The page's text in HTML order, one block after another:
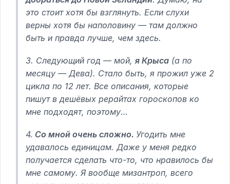
это стоит хотя бы взглянуть. Если слухи
верны хотя бы наполовину — там должно
быть и правда лучше, чем здесь.
3. Следующий год — мой,я Крыса (а по
месяцу — Дева). Стало быть, я прожил уже 2
цикла по 12 лет. Все описания, которые
пишут в дешёвых рерайтах гороскопов ко
мне подходят, поэтому…
4. Со мной очень сложно. Угодить мне
удавалось единицам. Даже у меня редко
получается сделать что-то, что нравилось бы
мне самому. Я вообще мизантроп, всего